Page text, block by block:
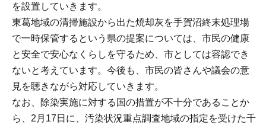
を設置していきます。
東葛地域の清掃施設から出た焼却灰を手賀沼終末処理場
で一時保管するという県の提案については、市民の健康
と安全で安心なくらしを守るため、市としては容認でき
ないと考えています。今後も、市民の皆さんや議会の意
見を聴きながら対応していきます。
なお、除染実施に対する国の措置が不十分であることか
ら、2月17日に、汚染状況重点調査地域の指定を受けた千